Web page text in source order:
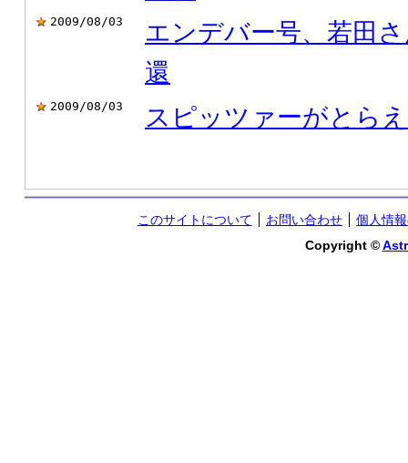
2009/08/03
エンデバー号、若田
還
2009/08/03 スピッツァーがとら
このサイトについて お問い合わせ
個人情
Copyright ©